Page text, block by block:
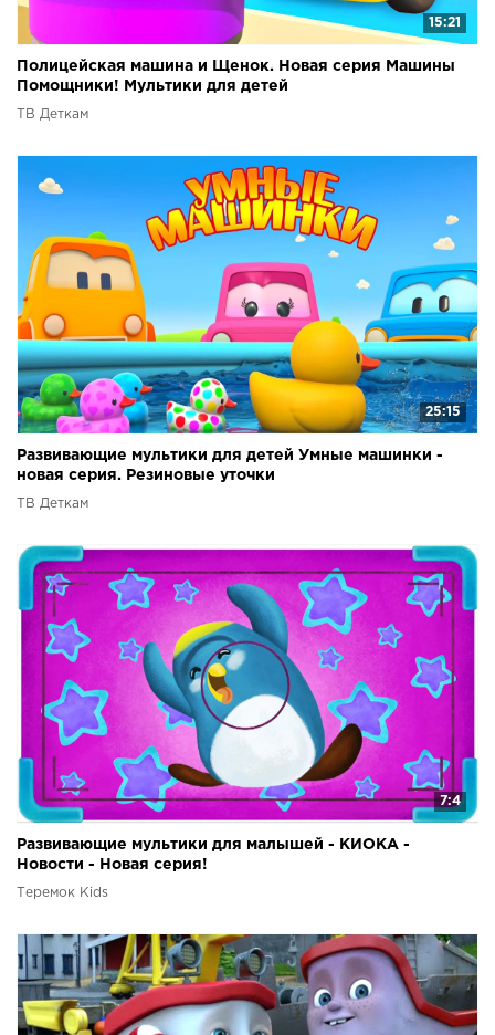
15:21
Полицейская машина и Щенок. Новая серия Машины
Помощники! Мультики для детей
ТВ Деткам
25:15
Развивающие мультики для детей Умные машинки -
новая серия. Резиновые уточки
ТВ Деткам
7:4
Развивающие мультики для малышей - КИОКА -
Новости - Новая серия!
Теремок Kids